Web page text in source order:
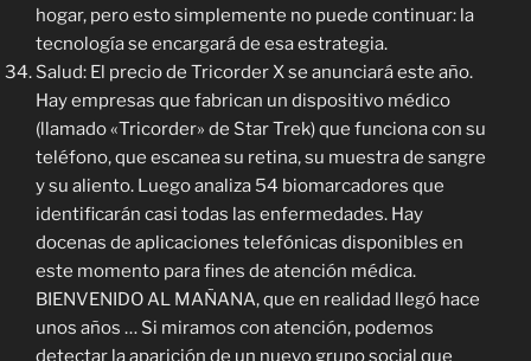
hogar, pero esto simplemente no puede continuar: la
tecnología se encargará de esa estrategia.
Salud: El precio de Tricorder X se anunciará este año.
Hay empresas que fabrican un dispositivo médico
(llamado «Tricorder» de Star Trek) que funciona con su
teléfono, que escanea su retina, su muestra de sangre
y su aliento. Luego analiza 54 biomarcadores que
identificarán casi todas las enfermedades. Hay
docenas de aplicaciones telefónicas disponibles en
este momento para fines de atención médica.
BIENVENIDO AL MAÑANA, que en realidad llegó hace
unos años … Si miramos con atención, podemos
detectar la aparición de un nuevo grupo social que